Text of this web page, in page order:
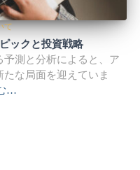
て
ックと投資戦略
測と分析によると、ア
な局面を迎えていま
…